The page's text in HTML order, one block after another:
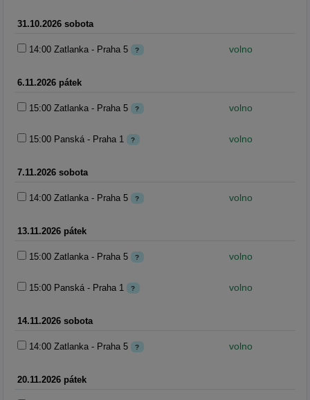
31.10.2026 sobota
14:00 Zatlanka - Praha 5 ? volno
6.11.2026 pátek
15:00 Zatlanka - Praha 5 ? volno
15:00 Panská - Praha 1 ? volno
7.11.2026 sobota
14:00 Zatlanka - Praha 5 ? volno
13.11.2026 pátek
15:00 Zatlanka - Praha 5 ? volno
15:00 Panská - Praha 1 ? volno
14.11.2026 sobota
14:00 Zatlanka - Praha 5 ? volno
20.11.2026 pátek